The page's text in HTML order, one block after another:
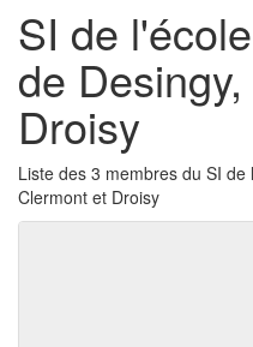
SI de
de
Droisy
Liste des 3 membres du SI
Clermont et Droisy